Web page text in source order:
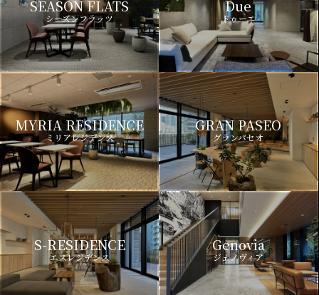
SEASON FLATS
シーズンフラッツ
Due
ドゥーエ
MYRIA RESIDENCE
ミリアレジデンス
GRAN PASEO
グランパセオ
S-RESIDENCE
エスレジデンス
Genovia
ジェノヴィア